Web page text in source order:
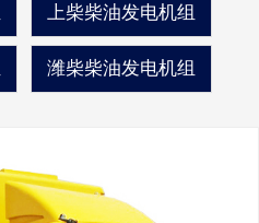
上柴柴油发电机组
潍柴柴油发电机组